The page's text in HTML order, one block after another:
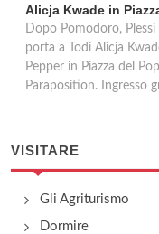
Alicja Kwade in
Dopo Pomodoro,
porta a Todi Alicja
Pepper in Piazza del
Paraposition. Ingresso
VISITARE
Gli Agriturismo
Dormire